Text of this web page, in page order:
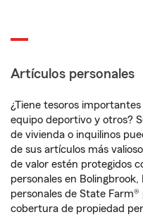
Artículos personales
¿Tiene tesoros
equipo deportivo y otros?
de vivienda o inquilinos
de sus artículos más
de valor estén protegidos
personales en
personales de State
cobertura de propiedad